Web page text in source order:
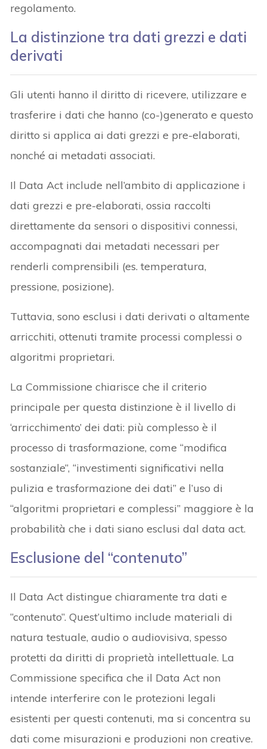
regolamento.
La distinzione tra dati grezzi e dati
derivati
Gli utenti hanno il diritto di ricevere, utilizzare e
trasferire i dati che hanno (co-)generato e questo
diritto si applica ai dati grezzi e pre-elaborati,
nonché ai metadati associati.
Il Data Act include nell’ambito di applicazione i
dati grezzi e pre-elaborati, ossia raccolti
direttamente da sensori o dispositivi connessi,
accompagnati dai metadati necessari per
renderli comprensibili (es. temperatura,
pressione, posizione).
Tuttavia, sono esclusi i dati derivati o altamente
arricchiti, ottenuti tramite processi complessi o
algoritmi proprietari.
La Commissione chiarisce che il criterio
principale per questa distinzione è il livello di
‘arricchimento’ dei dati: più complesso è il
processo di trasformazione, come “modifica
sostanziale”, “investimenti significativi nella
pulizia e trasformazione dei dati” e l’uso di
“algoritmi proprietari e complessi” maggiore è la
probabilità che i dati siano esclusi dal data act.
Esclusione del “contenuto”
Il Data Act distingue chiaramente tra dati e
“contenuto”. Quest’ultimo include materiali di
natura testuale, audio o audiovisiva, spesso
protetti da diritti di proprietà intellettuale. La
Commissione specifica che il Data Act non
intende interferire con le protezioni legali
esistenti per questi contenuti, ma si concentra su
dati come misurazioni e produzioni non creative.